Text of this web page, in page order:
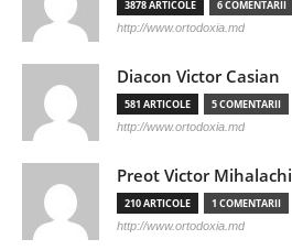
3878 ARTICOLE 6 COMENTARII
http://www.ortodoxia.md
Diacon Victor Casian
581 ARTICOLE 5 COMENTARII
http://www.ortodoxia.md
Preot Victor Mihalachi
210 ARTICOLE 1 COMENTARII
http://www.ortodoxia.md